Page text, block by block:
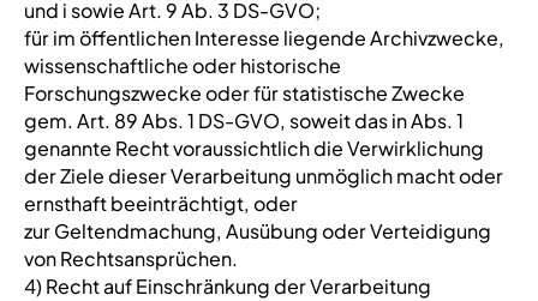
und i sowie Art. 9 Ab. 3 DS-GVO;
für im öffentlichen Interesse liegende Archivzwecke,
wissenschaftliche oder historische
Forschungszwecke oder für statistische Zwecke
gem. Art. 89 Abs. 1 DS-GVO, soweit das in Abs. 1
genannte Recht voraussichtlich die Verwirklichung
der Ziele dieser Verarbeitung unmöglich macht oder
ernsthaft beeinträchtigt, oder
zur Geltendmachung, Ausübung oder Verteidigung
von Rechtsansprüchen.
4) Recht auf Einschränkung der Verarbeitung